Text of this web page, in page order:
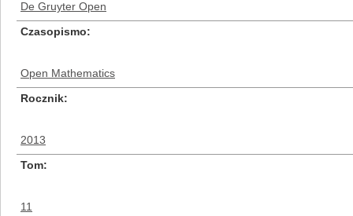
De Gruyter Open
Czasopismo
Open Mathematics
Rocznik
2013
Tom
11